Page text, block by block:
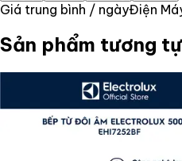
Giá trung bình / ngàyĐiện
Sản phẩm tương tự